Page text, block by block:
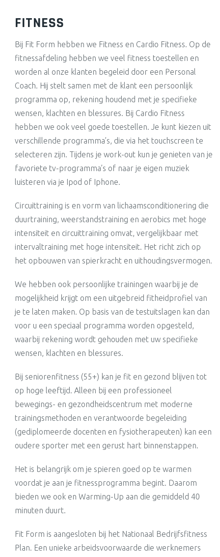
FITNESS
Bij Fit Form hebben we Fitness en Cardio Fitness. Op de
fitnessafdeling hebben we veel fitness toestellen en
worden al onze klanten begeleid door een Personal
Coach. Hij stelt samen met de klant een persoonlijk
programma op, rekening houdend met je specifieke
wensen, klachten en blessures. Bij Cardio Fitness
hebben we ook veel goede toestellen. Je kunt kiezen uit
verschillende programma’s, die via het touchscreen te
selecteren zijn. Tijdens je work-out kun je genieten van je
favoriete tv-programma’s of naar je eigen muziek
luisteren via je Ipod of Iphone.
Circuittraining is en vorm van lichaamsconditionering die
duurtraining, weerstandstraining en aerobics met hoge
intensiteit en circuittraining omvat, vergelijkbaar met
intervaltraining met hoge intensiteit. Het richt zich op
het opbouwen van spierkracht en uithoudingsvermogen.
We hebben ook persoonlijke trainingen waarbij je de
mogelijkheid krijgt om een uitgebreid fitheidprofiel van
je te laten maken. Op basis van de testuitslagen kan dan
voor u een speciaal programma worden opgesteld,
waarbij rekening wordt gehouden met uw specifieke
wensen, klachten en blessures.
Bij seniorenfitness (55+) kan je fit en gezond blijven tot
op hoge leeftijd. Alleen bij een professioneel
bewegings- en gezondheidscentrum met moderne
trainingsmethoden en verantwoorde begeleiding
(gediplomeerde docenten en fysiotherapeuten) kan een
oudere sporter met een gerust hart binnenstappen.
Het is belangrijk om je spieren goed op te warmen
voordat je aan je fitnessprogramma begint. Daarom
bieden we ook en Warming-Up aan die gemiddeld 40
minuten duurt.
Fit Form is aangesloten bij het Nationaal Bedrijfsfitness
Plan. Een unieke arbeidsvoorwaarde die werknemers